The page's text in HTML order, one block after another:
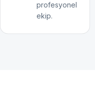
profesyonel
ekip.